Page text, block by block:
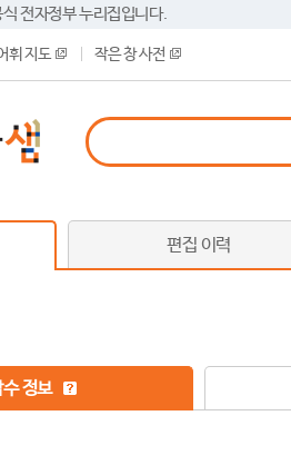
전자정부 누리집입니다.
휘 지도 작은 창 사전
편집 이력
정보